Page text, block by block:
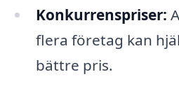
Konkurrenspriser:
flera företag kan
bättre pris.